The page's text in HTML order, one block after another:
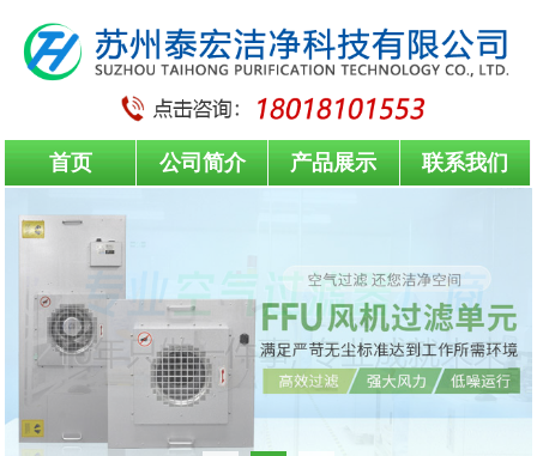
首页 公司简介 产品展示 联系我们